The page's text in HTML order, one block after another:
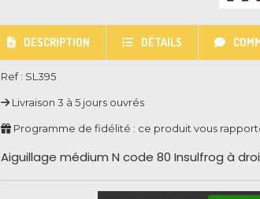
DESCRIPTION DÉTAILS
Ref : SL395
Livraison 3 à 5 jours ouvrés
Programme de fidélité : ce produit vous
Aiguillage médium N code 80 Insulfrog à